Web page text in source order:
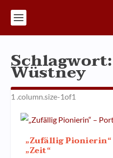
Wüstney
„Zufällig
„Zeit“